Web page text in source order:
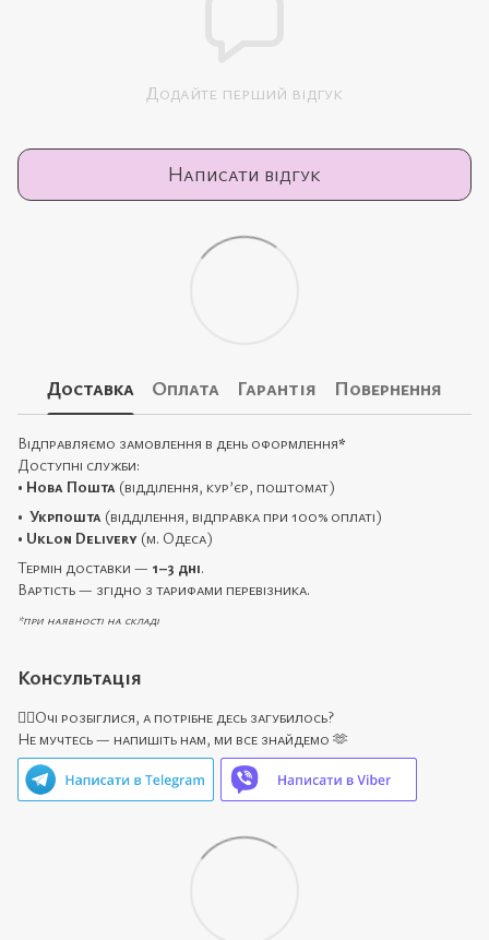
Додайте перший відгук
Написати відгук
Доставка Оплата Гарантія Повернення
Відправляємо замовлення в день оформлення*
Доступні служби:
• Нова Пошта (відділення, кур’єр, поштомат)
• Укрпошта (відділення, відправка при 100% оплаті)
• Uklon Delivery (м. Одеса)
Термін доставки — 1–3 дні.
Вартість — згідно з тарифами перевізника.
*при наявності на складі
Консультація
🙋‍♀️Очі розбіглися, а потрібне десь загубилось?
Не мучтесь — напишіть нам, ми все знайдемо 🫶